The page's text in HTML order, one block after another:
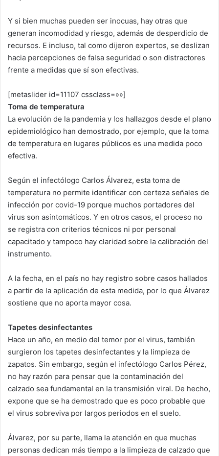
Y si bien muchas pueden ser inocuas, hay otras que
generan incomodidad y riesgo, además de desperdicio de
recursos. E incluso, tal como dijeron expertos, se deslizan
hacia percepciones de falsa seguridad o son distractores
frente a medidas que sí son efectivas.
[metaslider id=11107 cssclass=»»]
Toma de temperatura
La evolución de la pandemia y los hallazgos desde el plano
epidemiológico han demostrado, por ejemplo, que la toma
de temperatura en lugares públicos es una medida poco
efectiva.
Según el infectólogo Carlos Álvarez, esta toma de
temperatura no permite identificar con certeza señales de
infección por covid-19 porque muchos portadores del
virus son asintomáticos. Y en otros casos, el proceso no
se registra con criterios técnicos ni por personal
capacitado y tampoco hay claridad sobre la calibración del
instrumento.
A la fecha, en el país no hay registro sobre casos hallados
a partir de la aplicación de esta medida, por lo que Álvarez
sostiene que no aporta mayor cosa.
Tapetes desinfectantes
Hace un año, en medio del temor por el virus, también
surgieron los tapetes desinfectantes y la limpieza de
zapatos. Sin embargo, según el infectólogo Carlos Pérez,
no hay razón para pensar que la contaminación del
calzado sea fundamental en la transmisión viral. De hecho,
expone que se ha demostrado que es poco probable que
el virus sobreviva por largos periodos en el suelo.
Álvarez, por su parte, llama la atención en que muchas
personas dedican más tiempo a la limpieza de calzado que